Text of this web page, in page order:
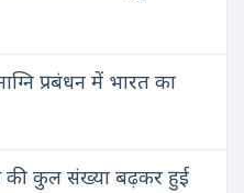
प्रबंधन में भारत का
की कुल संख्या बढ़कर हुई